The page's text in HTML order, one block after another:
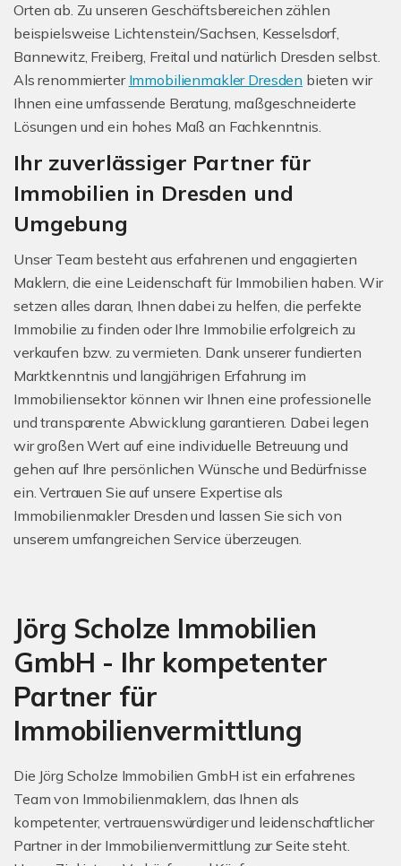
Orten ab. Zu unseren Geschäftsbereichen zählen
beispielsweise Lichtenstein/Sachsen, Kesselsdorf,
Bannewitz, Freiberg, Freital und natürlich Dresden selbst.
Als renommierter Immobilienmakler Dresden bieten wir
Ihnen eine umfassende Beratung, maßgeschneiderte
Lösungen und ein hohes Maß an Fachkenntnis.
Ihr zuverlässiger Partner für
Immobilien in Dresden und
Umgebung
Unser Team besteht aus erfahrenen und engagierten
Maklern, die eine Leidenschaft für Immobilien haben. Wir
setzen alles daran, Ihnen dabei zu helfen, die perfekte
Immobilie zu finden oder Ihre Immobilie erfolgreich zu
verkaufen bzw. zu vermieten. Dank unserer fundierten
Marktkenntnis und langjährigen Erfahrung im
Immobiliensektor können wir Ihnen eine professionelle
und transparente Abwicklung garantieren. Dabei legen
wir großen Wert auf eine individuelle Betreuung und
gehen auf Ihre persönlichen Wünsche und Bedürfnisse
ein. Vertrauen Sie auf unsere Expertise als
Immobilienmakler Dresden und lassen Sie sich von
unserem umfangreichen Service überzeugen.
Jörg Scholze Immobilien
GmbH - Ihr kompetenter
Partner für
Immobilienvermittlung
Die Jörg Scholze Immobilien GmbH ist ein erfahrenes
Team von Immobilienmaklern, das Ihnen als
kompetenter, vertrauenswürdiger und leidenschaftlicher
Partner in der Immobilienvermittlung zur Seite steht.